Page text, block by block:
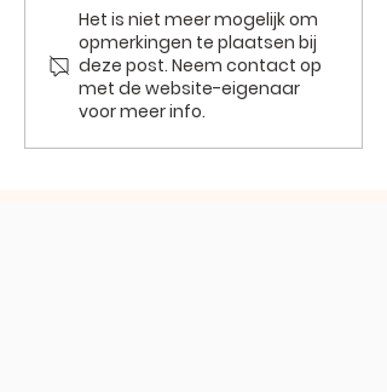
vzw Brughuis en vzw
Amber verenigen hun
krachten!
Het is niet meer mogelijk om
opmerkingen te plaatsen bij
deze post. Neem contact op
met de website-eigenaar
voor meer info.